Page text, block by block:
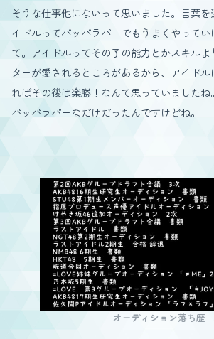
そうな仕事他にないって思いました。言葉
イドルってパッパラパーでもうまくやって
て。アイドルってその子の能力とかスキル
ターが愛されるところがあるから、アイド
ればその後は楽勝！なんて思っていました
パッパラパーなだけだったんですけどね。
オーディション落ち歴